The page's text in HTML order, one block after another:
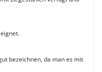
bezeichnen, da man es mit